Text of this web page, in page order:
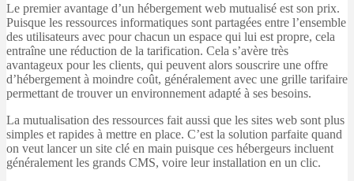
Le premier avantage d’un hébergement web mutualisé est son prix.
Puisque les ressources informatiques sont partagées entre l’ensemble
des utilisateurs avec pour chacun un espace qui lui est propre, cela
entraîne une réduction de la tarification. Cela s’avère très
avantageux pour les clients, qui peuvent alors souscrire une offre
d’hébergement à moindre coût, généralement avec une grille tarifaire
permettant de trouver un environnement adapté à ses besoins.
La mutualisation des ressources fait aussi que les sites web sont plus
simples et rapides à mettre en place. C’est la solution parfaite quand
on veut lancer un site clé en main puisque ces hébergeurs incluent
généralement les grands CMS, voire leur installation en un clic.